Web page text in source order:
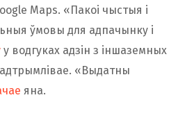
Maps. «Пакоі чыстыя і
ўмовы для адпачынку і
у водгуках адзін з іншаземных
«Выдатны
яна.